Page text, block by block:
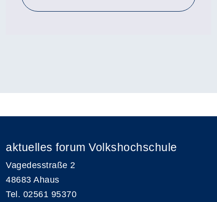
aktuelles forum Volkshochschule
Vagedesstraße 2
48683 Ahaus
Tel. 02561 95370